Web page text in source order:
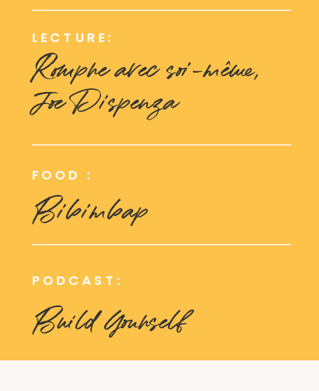
Build Yourself
PODCAST:
Bibimbap
FOOD :
Rompre avec soi-même,
Joe Dispenza
LECTURE: